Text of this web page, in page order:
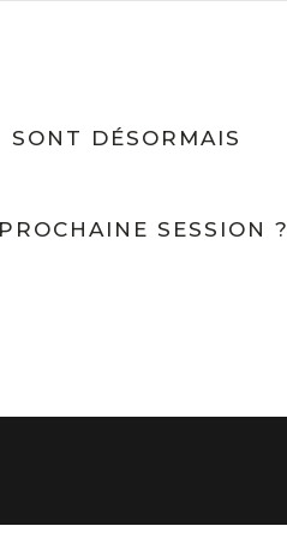
DÉSORMAIS
SESSION ?